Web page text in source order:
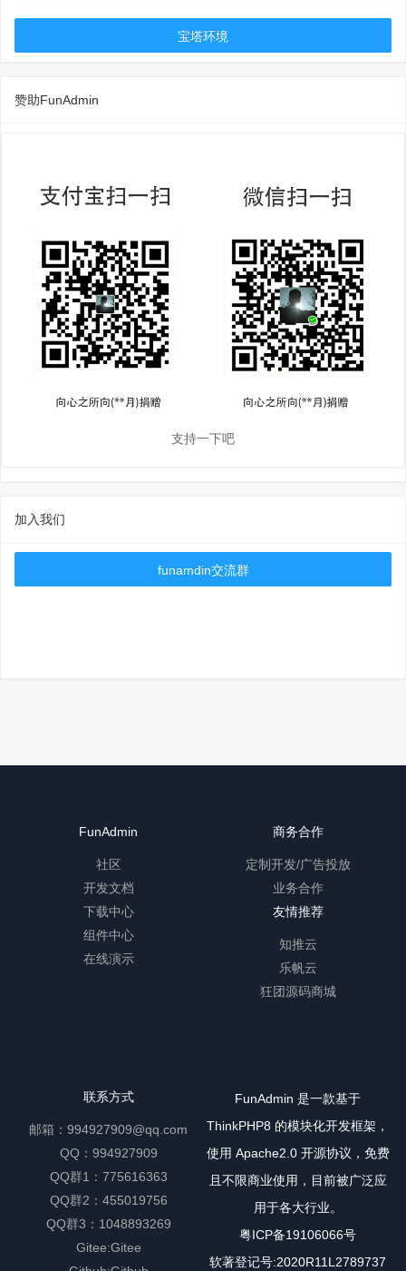
宝塔环境
赞助FunAdmin
支持一下吧
加入我们
funamdin交流群
FunAdmin
社区
开发文档
下载中心
组件中心
在线演示
商务合作
定制开发/广告投放
业务合作
友情推荐
知推云
乐帆云
狂团源码商城
联系方式
邮箱：994927909@qq.com
QQ：994927909
QQ群1：775616363
QQ群2：455019756
QQ群3：1048893269
Gitee:Gitee
FunAdmin 是一款基于
ThinkPHP8 的模块化开发框架，
使用 Apache2.0 开源协议，免费
且不限商业使用，目前被广泛应
用于各大行业。
粤ICP备19106066号
软著登记号:2020R11L2789737